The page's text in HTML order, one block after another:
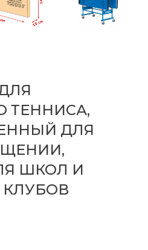
ТЕННИСА,
ДЛЯ
ШКОЛ И